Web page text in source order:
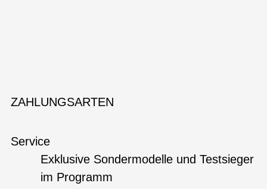
ZAHLUNGSARTEN
Service
Exklusive Sondermodelle und Testsieger
im Programm